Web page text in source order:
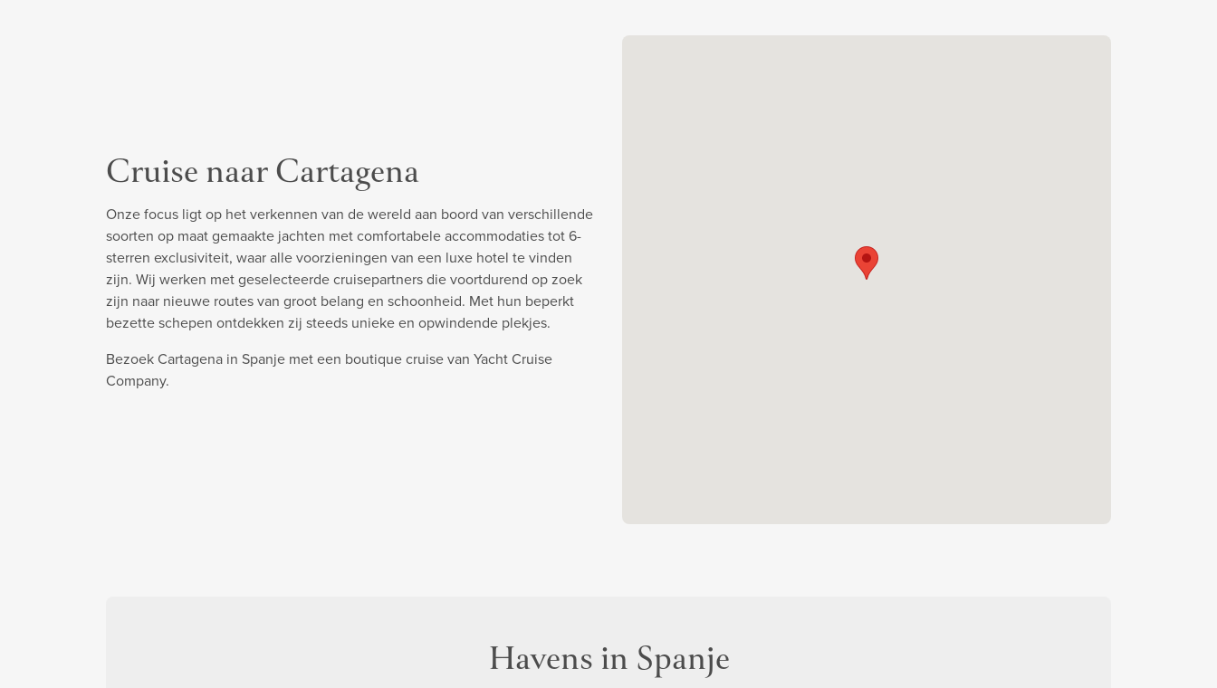
Cruise naar Cartagena
Onze focus ligt op het verkennen van de wereld aan boord van verschillende
soorten op maat gemaakte jachten met comfortabele accommodaties tot 6-
sterren exclusiviteit, waar alle voorzieningen van een luxe hotel te vinden
zijn. Wij werken met geselecteerde cruisepartners die voortdurend op zoek
zijn naar nieuwe routes van groot belang en schoonheid. Met hun beperkt
bezette schepen ontdekken zij steeds unieke en opwindende plekjes.
Bezoek Cartagena in Spanje met een boutique cruise van Yacht Cruise
Company.
Havens in Spanje